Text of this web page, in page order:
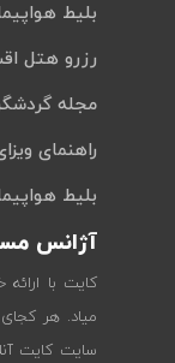
بلیط
رزرو هتل
مجله
راهنمای
بلیط
آژانس
کایت با
میاد. هر
سایت کایت